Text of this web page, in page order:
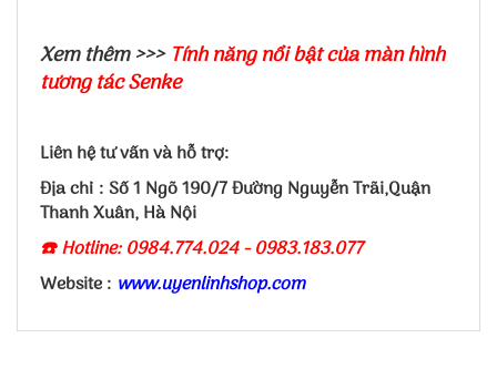
Xem thêm >>> Tính năng nổi bật của màn hình
tương tác Senke
Liên hệ tư vấn và hỗ trợ:
Địa chỉ : Số 1 Ngõ 190/7 Đường Nguyễn Trãi,Quận
Thanh Xuân, Hà Nội
☎️ Hotline: 0984.774.024 - 0983.183.077
Website : www.uyenlinhshop.com